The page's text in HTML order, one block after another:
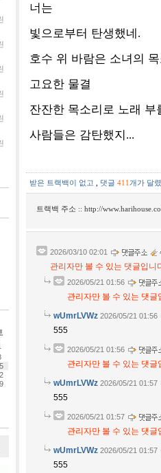
너는
빛으로부터 탄생했네 .
호수 위 바람은 소녀의 목
고요한 물결
잔잔한 목소리로 노래 부
사람들은 감탄했지 ...
받은 트랙백이 없고 댓글 411 개가 달
트랙백 주소 :: http://
2026/03/10 02:01
관리자만 볼 수 있는 댓글입니
2026/05/21 01:56
관리자만 볼 수 있는 댓글
wUmrLVWz 2026/05/21 01:56
555
2026/05/21 01:56
관리자만 볼 수 있는 댓글
wUmrLVWz 2026/05/21 01:57
555
2026/05/21 01:57
관리자만 볼 수 있는 댓글
wUmrLVWz 2026/05/21 01:57
555